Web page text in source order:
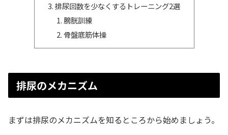
排尿回数を少なくするトレーニング2選
膀胱訓練
骨盤底筋体操
排尿のメカニズム
まずは排尿のメカニズムを知るところから始めましょう。